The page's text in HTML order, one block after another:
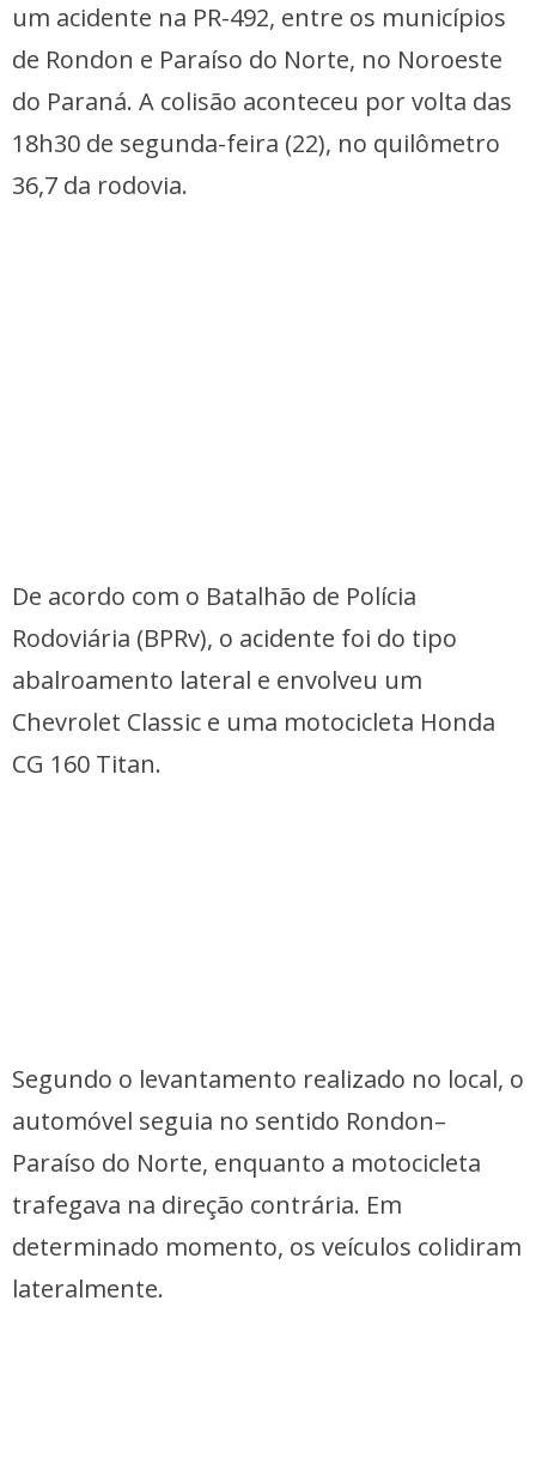
um acidente na PR-492, entre os municípios
de Rondon e Paraíso do Norte, no Noroeste
do Paraná. A colisão aconteceu por volta das
18h30 de segunda-feira (22), no quilômetro
36,7 da rodovia.
De acordo com o Batalhão de Polícia
Rodoviária (BPRv), o acidente foi do tipo
abalroamento lateral e envolveu um
Chevrolet Classic e uma motocicleta Honda
CG 160 Titan.
Segundo o levantamento realizado no local, o
automóvel seguia no sentido Rondon–
Paraíso do Norte, enquanto a motocicleta
trafegava na direção contrária. Em
determinado momento, os veículos colidiram
lateralmente.